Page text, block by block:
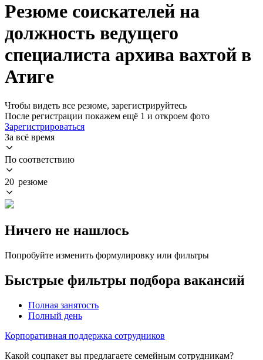
Резюме соискателей на
должность ведущего
специалиста архива вахтой в
Атиге
Чтобы видеть все резюме, зарегистрируйтесь
После регистрации покажем ещё 1 и откроем фото
Зарегистрироваться
За всё время
По соответствию
20 резюме
Ничего не нашлось
Попробуйте изменить формулировку или фильтры
Быстрые фильтры подбора вакансий
Полная занятость
Полный день
Корпоративная поддержка сотрудников
Какой соцпакет вы предлагаете семейным сотрудникам?